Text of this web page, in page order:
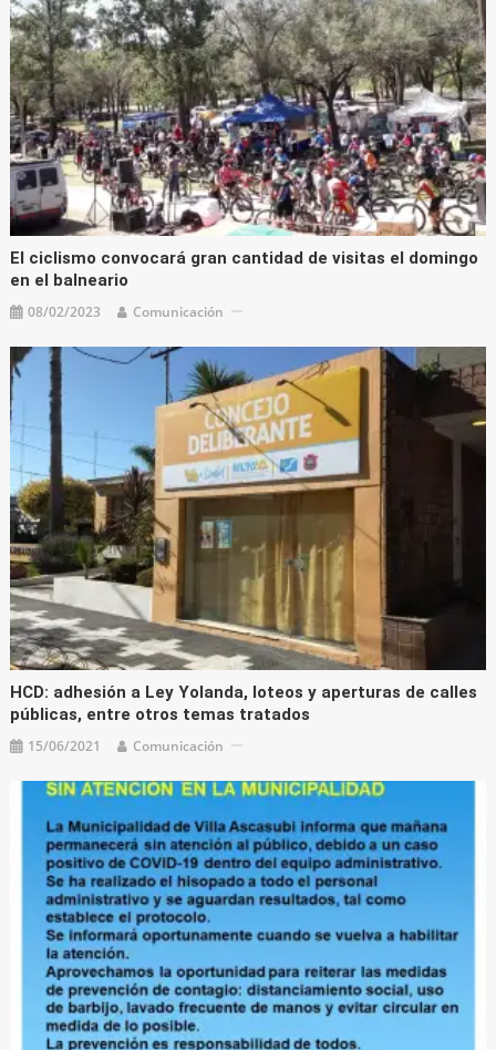
El ciclismo convocará gran cantidad de visitas el domingo
en el balneario
08/02/2023 Comunicación
HCD: adhesión a Ley Yolanda, loteos y aperturas de calles
públicas, entre otros temas tratados
15/06/2021 Comunicación